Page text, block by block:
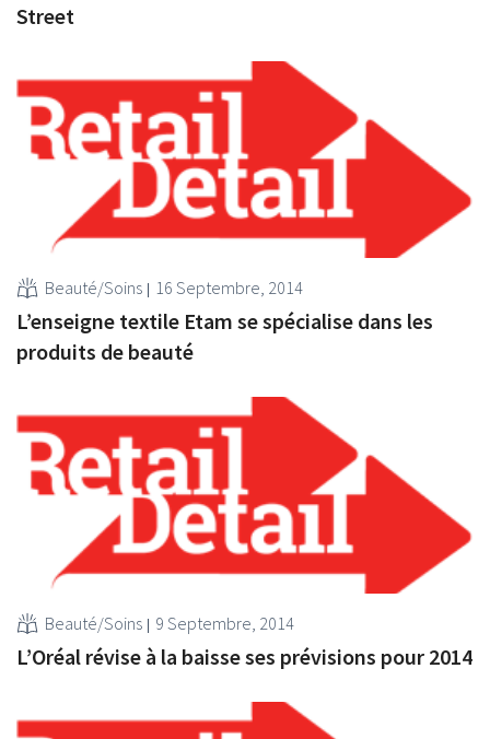
Street
Beauté/Soins 16 Septembre, 2014
L’enseigne textile Etam se spécialise dans les
produits de beauté
Beauté/Soins 9 Septembre, 2014
L’Oréal révise à la baisse ses prévisions pour 2014